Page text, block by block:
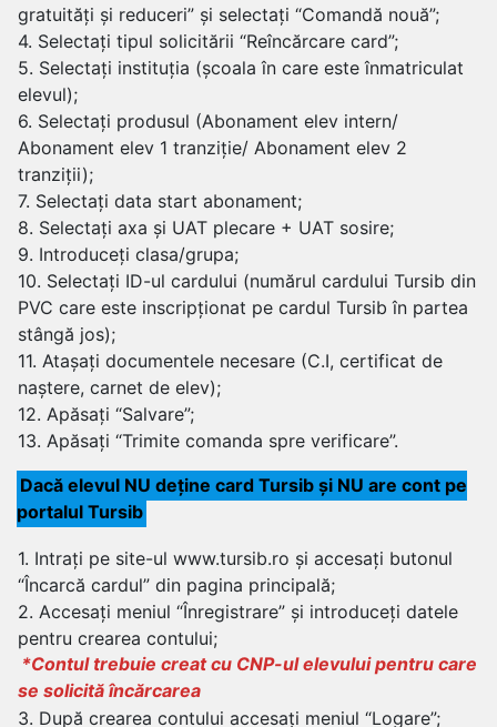
gratuități și reduceri” și selectați “Comandă nouă”;
4. Selectați tipul solicitării “Reîncărcare card”;
5. Selectați instituția (școala în care este înmatriculat
elevul);
6. Selectați produsul (Abonament elev intern/
Abonament elev 1 tranziție/ Abonament elev 2
tranziții);
7. Selectați data start abonament;
8. Selectați axa și UAT plecare + UAT sosire;
9. Introduceți clasa/grupa;
10. Selectați ID-ul cardului (numărul cardului Tursib din
PVC care este inscripționat pe cardul Tursib în partea
stângă jos);
11. Atașați documentele necesare (C.I, certificat de
naștere, carnet de elev);
12. Apăsați “Salvare”;
13. Apăsați “Trimite comanda spre verificare”.
Dacă elevul NU deține card Tursib și NU are cont pe
portalul Tursib
1. Intrați pe site-ul www.tursib.ro și accesați butonul
“Încarcă cardul” din pagina principală;
2. Accesați meniul “Înregistrare” și introduceți datele
pentru crearea contului;
*Contul trebuie creat cu CNP-ul elevului pentru care
se solicită încărcarea
3. După crearea contului accesați meniul “Logare”;